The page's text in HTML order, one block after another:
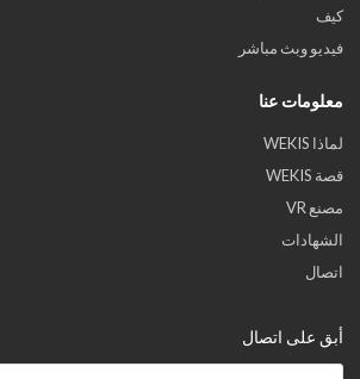
كيف
فيديو وبث مباشر
معلومات عنا
لماذا WEKIS
قصة WEKIS
مصنع VR
الشهادات
اتصال
أبق على اتصال